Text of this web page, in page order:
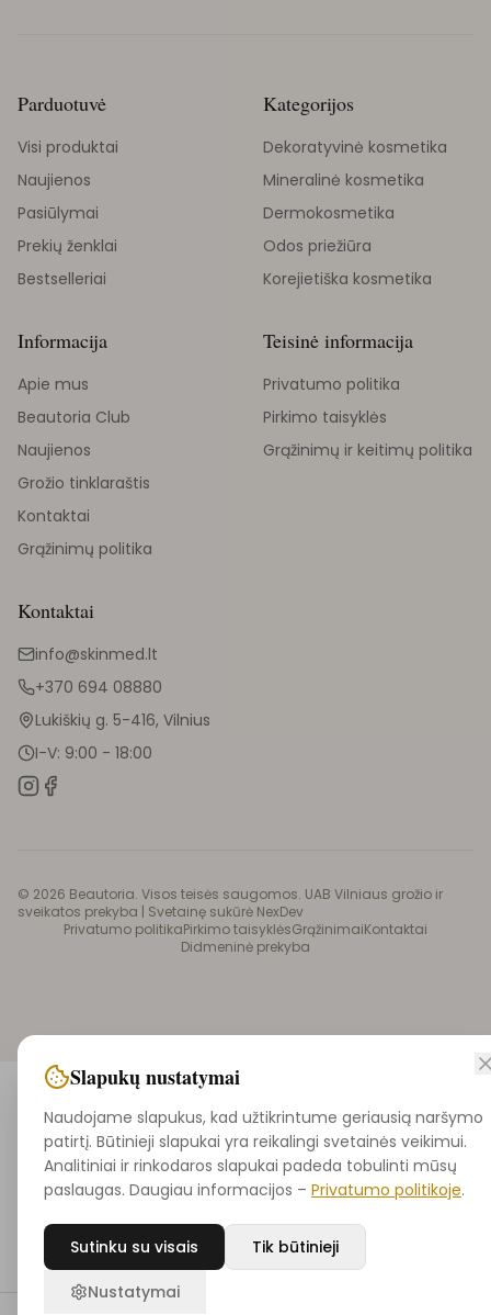
Parduotuvė
Visi produktai
Naujienos
Pasiūlymai
Prekių ženklai
Bestselleriai
Kategorijos
Dekoratyvinė kosmetika
Mineralinė kosmetika
Dermokosmetika
Odos priežiūra
Korejietiška kosmetika
Informacija
Apie mus
Beautoria Club
Naujienos
Grožio tinklaraštis
Kontaktai
Grąžinimų politika
Teisinė informacija
Privatumo politika
Pirkimo taisyklės
Grąžinimų ir keitimų politika
Kontaktai
info@skinmed.lt
+370 694 08880
Lukiškių g. 5-416, Vilnius
I-V: 9:00 - 18:00
© 2026 Beautoria. Visos teisės saugomos. UAB Vilniaus grožio ir
sveikatos prekyba | Svetainę sukūrė NexDev
Privatumo politikaPirkimo taisyklėsGrąžinimaiKontaktai
Didmeninė prekyba
Slapukų nustatymai
Naudojame slapukus, kad užtikrintume geriausią naršymo
patirtį. Būtinieji slapukai yra reikalingi svetainės veikimui.
Analitiniai ir rinkodaros slapukai padeda tobulinti mūsų
paslaugas. Daugiau informacijos – Privatumo politikoje.
Sutinku su visais Tik būtinieji
Nustatymai